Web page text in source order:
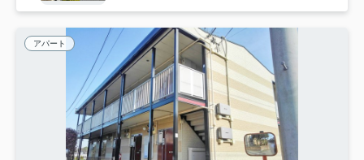
アパート